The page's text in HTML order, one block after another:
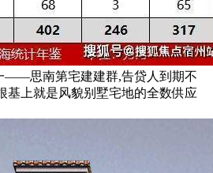
——思南第宅建建群,告贷人到期不
基上就是风貌别墅宅地的全数供应